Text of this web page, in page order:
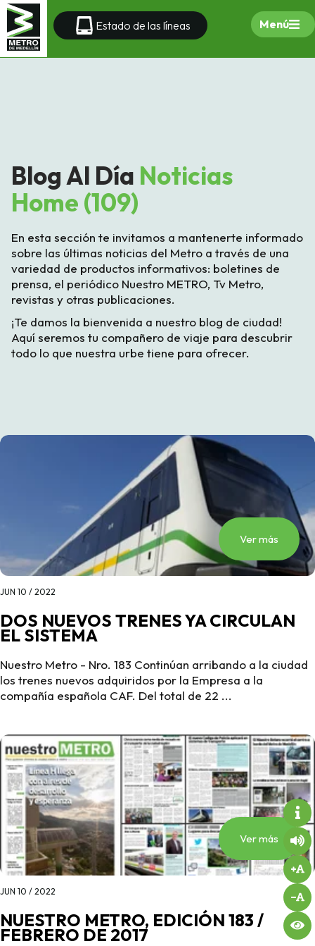
Estado de las líneas Menú
Blog Al Día Noticias
Home (109)
En esta sección te invitamos a mantenerte informado
sobre las últimas noticias del Metro a través de una
variedad de productos informativos: boletines de
prensa, el periódico Nuestro METRO, Tv Metro,
revistas y otras publicaciones.
¡Te damos la bienvenida a nuestro blog de ciudad!
Aquí seremos tu compañero de viaje para descubrir
todo lo que nuestra urbe tiene para ofrecer.
Ver más
JUN 10 / 2022
DOS NUEVOS TRENES YA CIRCULAN
EL SISTEMA
Nuestro Metro - Nro. 183 Continúan arribando a la ciudad
los trenes nuevos adquiridos por la Empresa a la
compañía española CAF. Del total de 22 ...
Ver más
JUN 10 / 2022
NUESTRO METRO, EDICIÓN 183 /
FEBRERO DE 2017